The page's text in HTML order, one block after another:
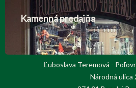
Kamenná predajňa
Ľuboslava Teremová -
Národná ulica